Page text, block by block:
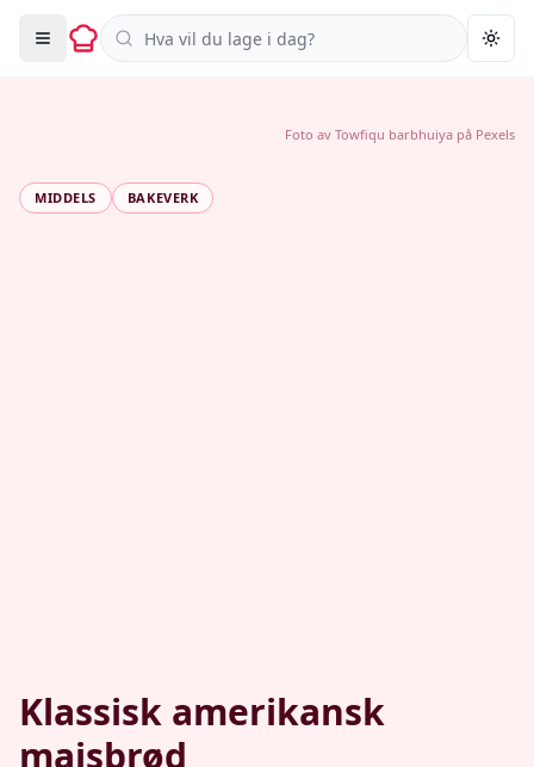
Søk i oppskrifter
MIDDELS BAKEVERK
Klassisk amerikansk
maisbrød
Foto av Towfiqu barbhuiya på Pexels